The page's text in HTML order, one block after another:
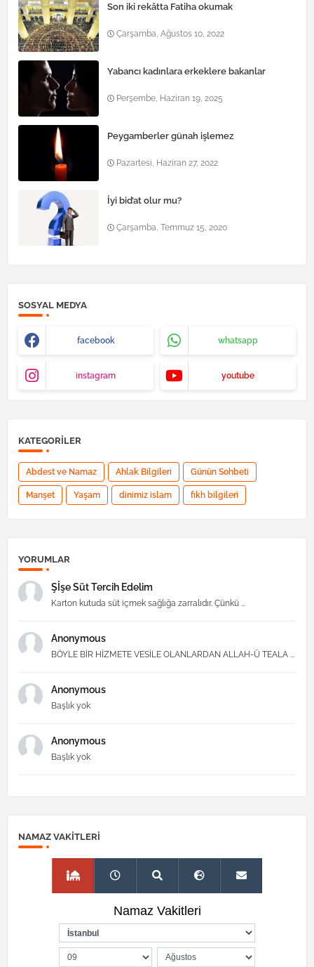
Son iki rekâtta Fatiha okumak
Çarşamba, Ağustos 10, 2022
Yabancı kadınlara erkeklere bakanlar
Perşembe, Haziran 19, 2025
Peygamberler günah işlemez
Pazartesi, Haziran 27, 2022
İyi bid’at olur mu?
Çarşamba, Temmuz 15, 2020
SOSYAL MEDYA
facebook whatsapp
instagram youtube
KATEGORILER
Abdest ve Namaz Ahlak Bilgileri Günün Sohbeti
Manşet Yaşam dinimiz islam fıkh bilgileri
YORUMLAR
Şİşe Süt Tercih Edelim
Karton kutuda süt içmek sağlığa zarralıdır. Çünkü ...
Anonymous
BÖYLE BİR HİZMETE VESİLE OLANLARDAN ALLAH-Ü TEALA ...
Anonymous
Başlık yok
Anonymous
Başlık yok
NAMAZ VAKITLERI